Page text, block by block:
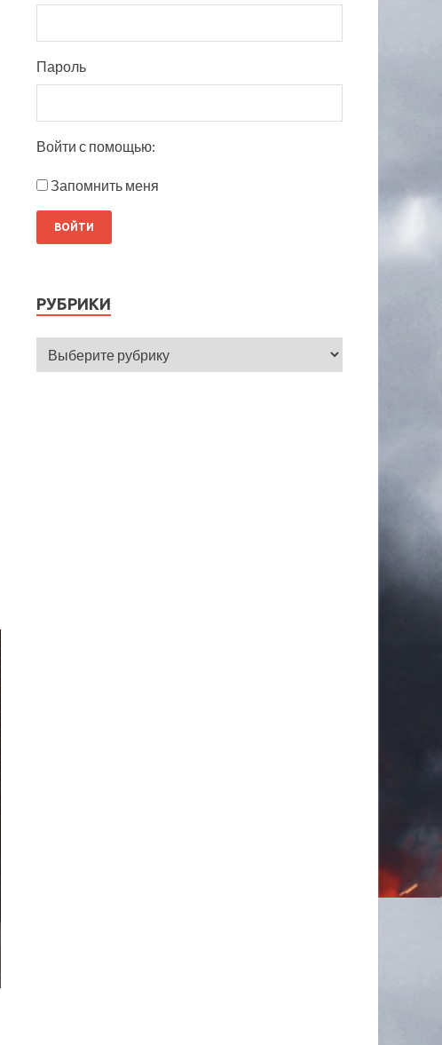
Пароль
Войти с помощью:
Запомнить меня
РУБРИКИ